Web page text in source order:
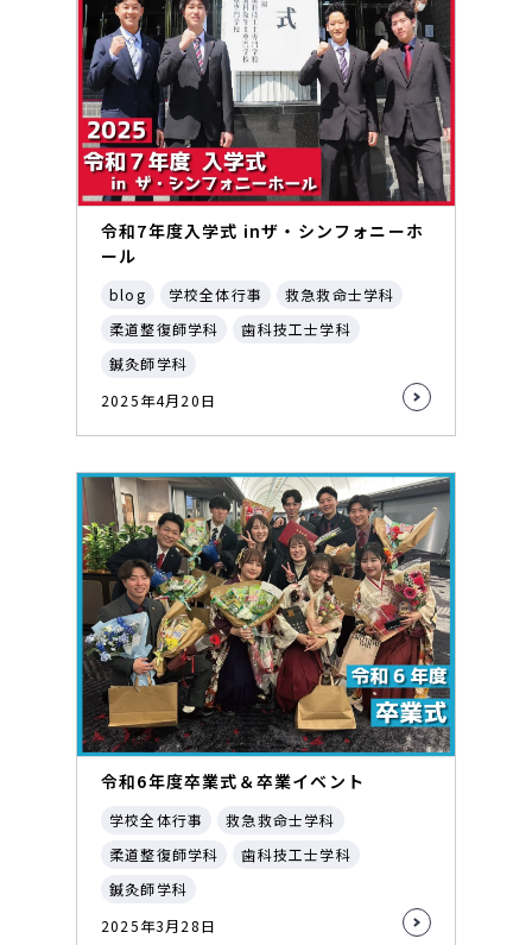
令和7年度入学式 inザ・シンフォニーホ
ール
blog 学校全体行事
救急救命士学科
柔道整復師学科
歯科技工士学科
鍼灸師学科
2025年4月20日
令和6年度卒業式＆卒業イベント
学校全体行事
救急救命士学科
柔道整復師学科
歯科技工士学科
鍼灸師学科
2025年3月28日